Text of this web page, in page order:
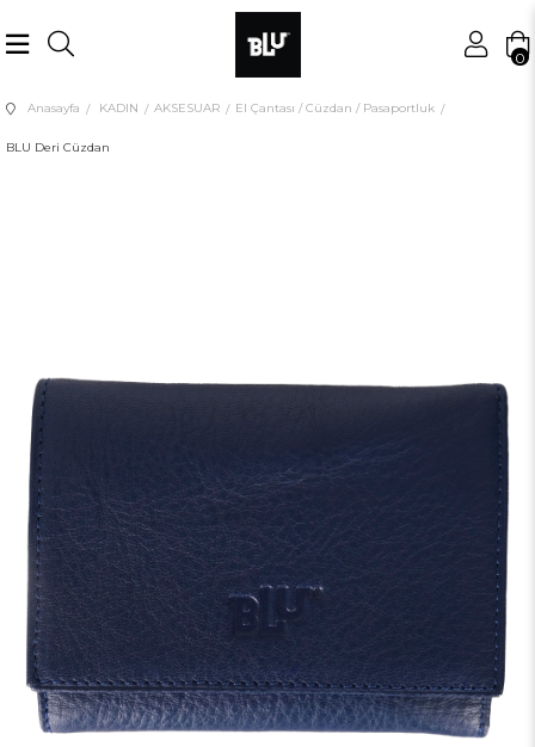
0
Anasayfa KADIN AKSESUAR El Çantası / Cüzdan / Pasaportluk
BLU Deri Cüzdan